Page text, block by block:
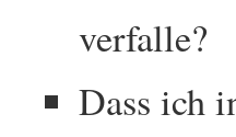
verfalle?
Dass ich